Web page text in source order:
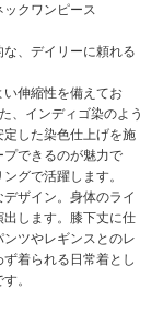
クワンピース
、デイリーに頼れる
伸縮性を備えてお
、インディゴ染のよう
した染色仕上げを施
プできるのが魅力で
グで活躍します。
ザイン。身体のライ
します。膝下丈に仕
ンツやレギンスとのレ
着られる日常着とし
。